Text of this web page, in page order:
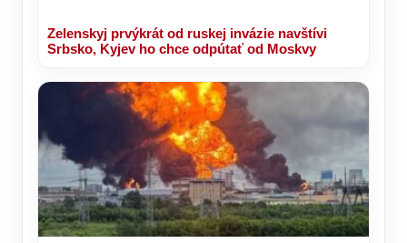
Zelenskyj prvýkrát od ruskej invázie navštívi
Srbsko, Kyjev ho chce odpútať od Moskvy